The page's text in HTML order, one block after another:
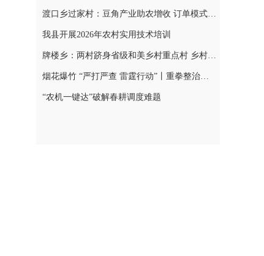
渡口乡过家村：豆角产业助农增收 订单模式铺就致富路
我县开展2026年农村实用技术培训
牌楼乡：两村跻身省级和美乡村重点村 乡村振兴迎来“加速跑”
烟花爆竹 “严打严查 雷霆行动”丨重拳整治非法储存烟花爆竹 筑牢辖区安全防线
“农机一键达”破解春耕调度难题